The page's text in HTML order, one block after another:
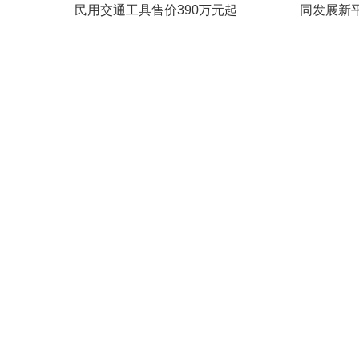
民用交通工具售价390万元起 同发展新